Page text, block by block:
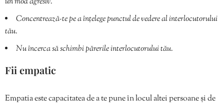
Concentrează-te pe a înțelege punctul de vedere al interlocutorului
tău.
Nu încerca să schimbi părerile interlocutorului tău.
Fii empatic
Empatia este capacitatea de a te pune în locul altei persoane și de